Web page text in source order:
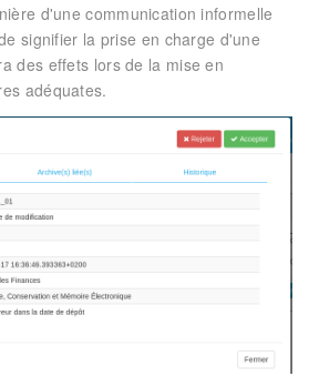
d'une communication informelle
signifier la prise en charge d'une
des effets lors de la mise en
adéquates.